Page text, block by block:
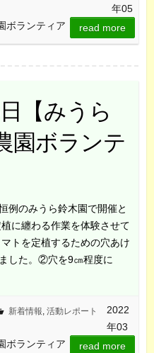
年05
ボランティア
read more
【みうら
園ボランテ
例のみうら鈴木園で開催と
に纏わる作業を体験させて
トを定植するための穴あけ
した。②穴を9㎝程度に
新着情報, 活動レポート
2022
年03
ボランティア
read more